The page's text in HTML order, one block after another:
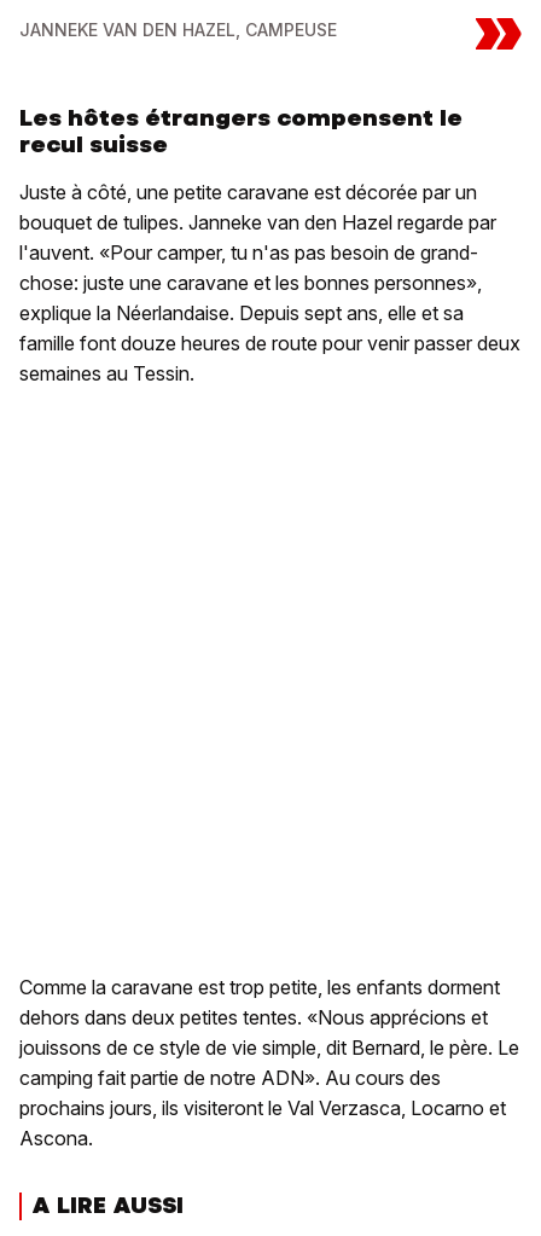
JANNEKE VAN DEN HAZEL, CAMPEUSE »
Les hôtes étrangers compensent le
recul suisse
Juste à côté, une petite caravane est décorée par un
bouquet de tulipes. Janneke van den Hazel regarde par
l'auvent. «Pour camper, tu n'as pas besoin de grand-
chose: juste une caravane et les bonnes personnes»,
explique la Néerlandaise. Depuis sept ans, elle et sa
famille font douze heures de route pour venir passer deux
semaines au Tessin.
Comme la caravane est trop petite, les enfants dorment
dehors dans deux petites tentes. «Nous apprécions et
jouissons de ce style de vie simple, dit Bernard, le père. Le
camping fait partie de notre ADN». Au cours des
prochains jours, ils visiteront le Val Verzasca, Locarno et
Ascona.
A LIRE AUSSI